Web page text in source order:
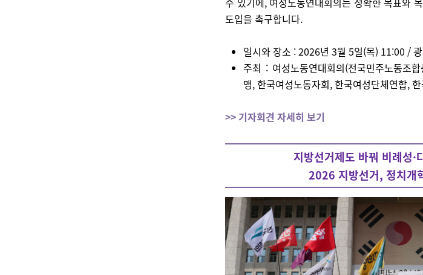
도입을 촉구합니다.
일시와 장소 :2026년 3월 5일(목) 11:00 /
주최 : 여성노동연대회의(전국민주노동조
맹, 한국여성노동자회, 한국여성단체연합,
>> 기자회견 자세히 보기
지방선거제도 바꿔 비례성·
2026 지방선거, 정치개